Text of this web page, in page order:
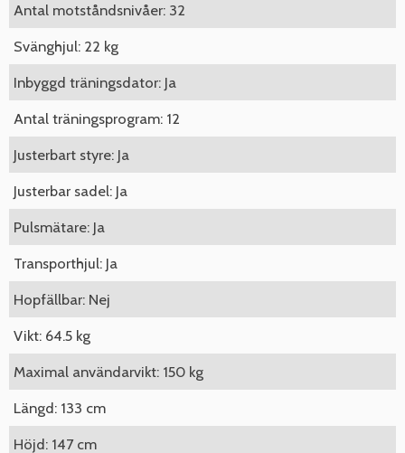
Antal motståndsnivåer: 32
Svänghjul: 22 kg
Inbyggd träningsdator: Ja
Antal träningsprogram: 12
Justerbart styre: Ja
Justerbar sadel: Ja
Pulsmätare: Ja
Transporthjul: Ja
Hopfällbar: Nej
Vikt: 64.5 kg
Maximal användarvikt: 150 kg
Längd: 133 cm
Höjd: 147 cm